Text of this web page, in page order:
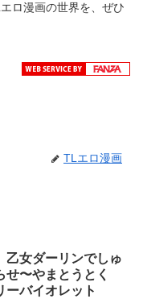
ロ漫画の世界を、ぜひ
TLエロ漫画
乙女ダーリンでしゅ
せ〜やまとうとく
ーバイオレット